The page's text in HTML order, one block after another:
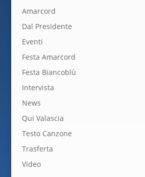
Amarcord
Dal Presidente
Eventi
Festa Amarcord
Festa Biancoblù
Intervista
News
Qui Valascia
Testo Canzone
Trasferta
Video